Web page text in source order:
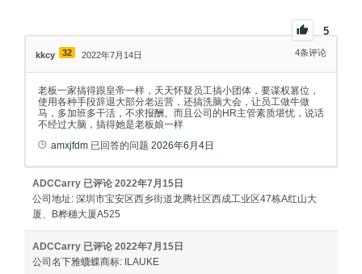
5
kkcy 32 2022年7月14日 4条评论
老板一家搞得跟皇帝一样，天天怀疑员工搞小团体，要谋权篡位，
使用各种手段辞退大部分老运营，还搞洗脑大会，让员工做牛做
马，多加班多干活，不求报酬。而且公司的HR主管素质堪忧，说话
不经过大脑，搞得她是老板娘一样
amxjfdm 已回答的问题 2026年6月4日
ADCCarry 已评论 2022年7月15日
公司地址: 深圳市宝安区西乡街道龙腾社区西成工业区47栋A红山大
厦、B桦穗大厦A525
ADCCarry 已评论 2022年7月15日
公司名下雅蠛蝶商标: ILAUKE